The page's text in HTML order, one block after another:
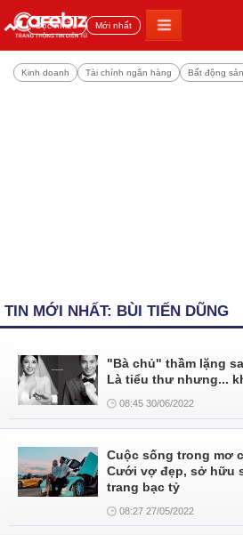
Đọc nhiều Mới nhất
Kinh doanh Tài chính ngân hàng Bất động sản
TIN MỚI NHẤT: BÙI TIẾN DŨNG
"Bà chủ" thầm lặng
Là tiểu thư nhưng...
08:45 30/06/2022
Cuộc sống trong mơ
Cưới vợ đẹp, sở hữu
trang bạc tỷ
08:27 27/05/2022